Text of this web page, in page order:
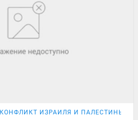
КОНФЛИКТ ИЗРАИЛЯ И ПАЛЕСТИНЫ